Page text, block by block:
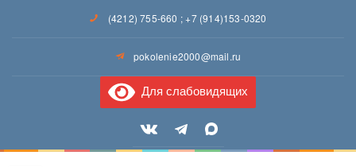
(4212) 755-660 ;+7 (914)153-0320
pokolenie2000@mail.ru
Для слабовидящих